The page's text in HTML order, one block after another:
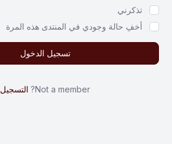
تذكرني
أخفِ حالة وجودي في المنتدى هذه المرة
Not a member? التسجيل